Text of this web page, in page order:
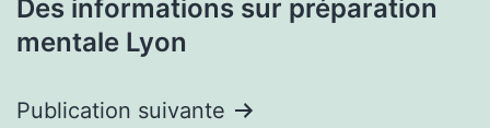
de
Des informations sur préparation
mentale Lyon
Publication suivante